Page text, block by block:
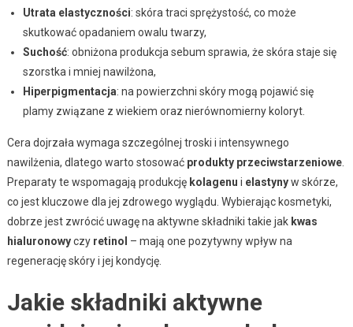
Utrata elastyczności: skóra traci sprężystość, co może
skutkować opadaniem owalu twarzy,
Suchość: obniżona produkcja sebum sprawia, że skóra staje się
szorstka i mniej nawilżona,
Hiperpigmentacja: na powierzchni skóry mogą pojawić się
plamy związane z wiekiem oraz nierównomierny koloryt.
Cera dojrzała wymaga szczególnej troski i intensywnego
nawilżenia, dlatego warto stosować produkty przeciwstarzeniowe.
Preparaty te wspomagają produkcję kolagenu i elastynyw skórze,
co jest kluczowe dla jej zdrowego wyglądu. Wybierając kosmetyki,
dobrze jest zwrócić uwagę na aktywne składniki takie jak kwas
hialuronowyczy retinol – mają one pozytywny wpływ na
regenerację skóry i jej kondycję.
Jakie składniki aktywne